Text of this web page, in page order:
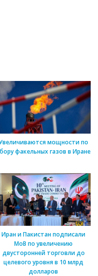
мощности по
факельных газов в Иране
Иран и Пакистан подписали
МоВ по увеличению
двусторонней торговли до
целевого уровня в 10 млрд
долларов